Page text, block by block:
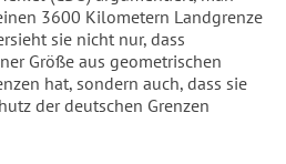
3600 Kilometern Landgrenze
sie nicht nur, dass
Größe aus geometrischen
hat, sondern auch, dass sie
der deutschen Grenzen